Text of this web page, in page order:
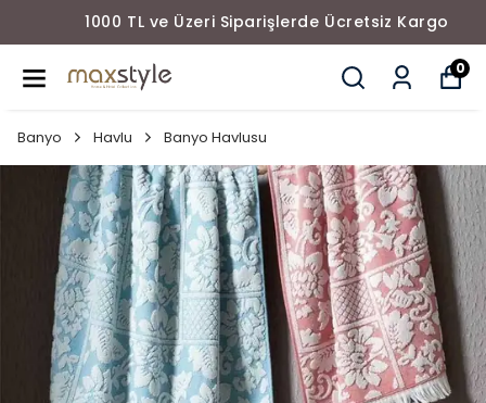
1000 TL ve Üzeri Siparişlerde Ücretsiz Kargo
0
Banyo Havlu Banyo Havlusu